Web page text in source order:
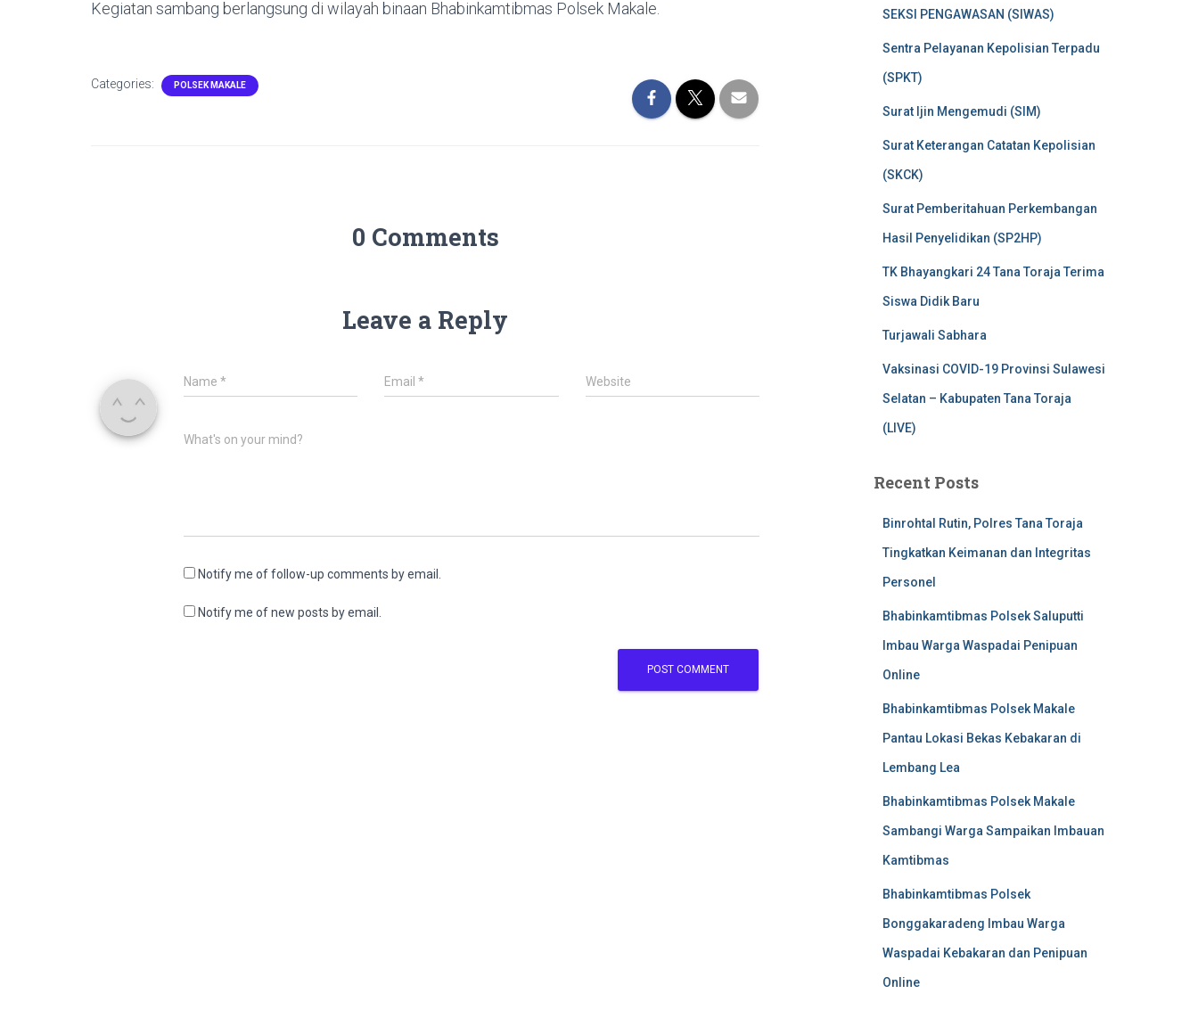
Kegiatan sambang berlangsung di wilayah binaan Bhabinkamtibmas Polsek Makale.
Categories: POLSEK MAKALE
0 Comments
Leave a Reply
Name * Email* Website
What's on your mind?
Notify me of follow-up comments by email.
Notify me of new posts by email.
SEKSI PENGAWASAN (SIWAS)
Sentra Pelayanan Kepolisian Terpadu
(SPKT)
Surat Ijin Mengemudi (SIM)
Surat Keterangan Catatan Kepolisian
(SKCK)
Surat Pemberitahuan Perkembangan
Hasil Penyelidikan (SP2HP)
TK Bhayangkari 24 Tana Toraja Terima
Siswa Didik Baru
Turjawali Sabhara
Vaksinasi COVID-19 Provinsi Sulawesi
Selatan – Kabupaten Tana Toraja
(LIVE)
Recent Posts
Binrohtal Rutin, Polres Tana Toraja
Tingkatkan Keimanan dan Integritas
Personel
Bhabinkamtibmas Polsek Saluputti
Imbau Warga Waspadai Penipuan
Online
Bhabinkamtibmas Polsek Makale
Pantau Lokasi Bekas Kebakaran di
Lembang Lea
Bhabinkamtibmas Polsek Makale
Sambangi Warga Sampaikan Imbauan
Kamtibmas
Bhabinkamtibmas Polsek
Bonggakaradeng Imbau Warga
Waspadai Kebakaran dan Penipuan
Online